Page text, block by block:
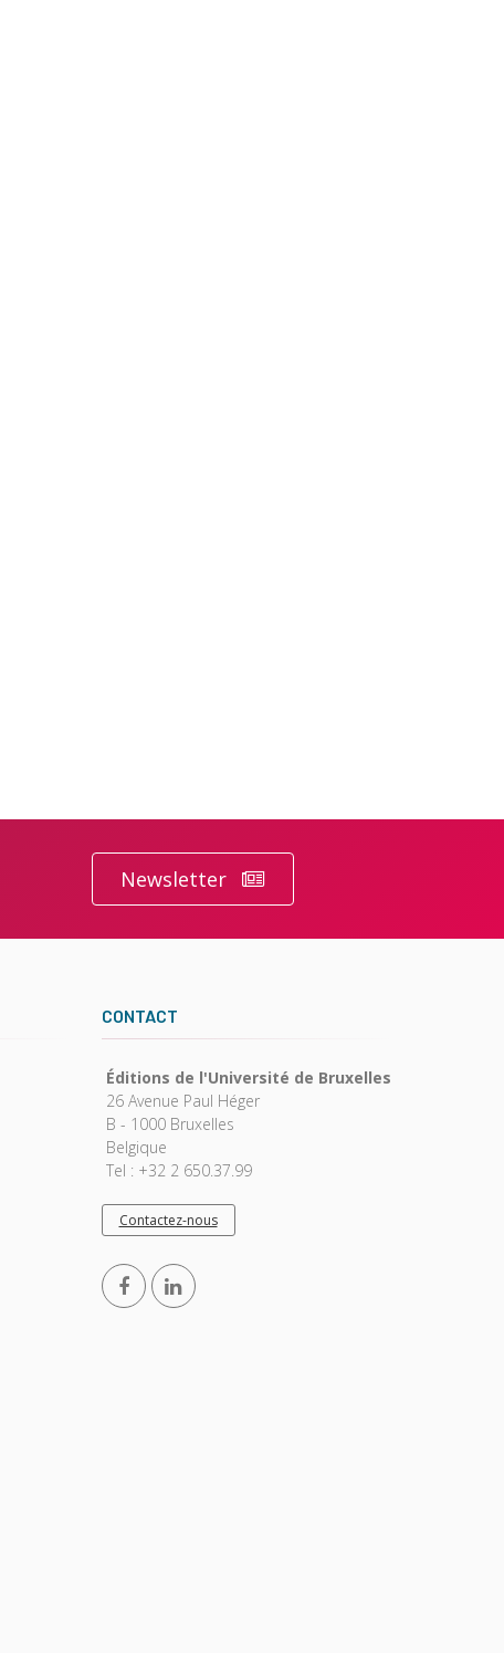
Newsletter
CONTACT
Éditions de l'Université de Bruxelles
26 Avenue Paul Héger
B - 1000 Bruxelles
Belgique
Tel : +32 2 650.37.99
Contactez-nous